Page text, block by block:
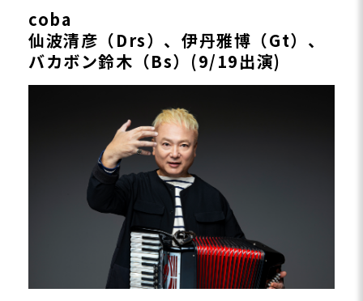
coba
仙波清彦（Drs）、伊丹雅博（Gt）、
バカボン鈴木（Bs）(9/19出演)